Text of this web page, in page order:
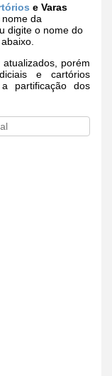
e Varas
nome da
digite o nome do
porém
e cartórios
partificação dos